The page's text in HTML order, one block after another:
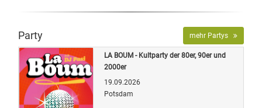
Party mehr Partys
LA BOUM - Kultparty der 80er, 90er und
2000er
19.09.2026
Potsdam